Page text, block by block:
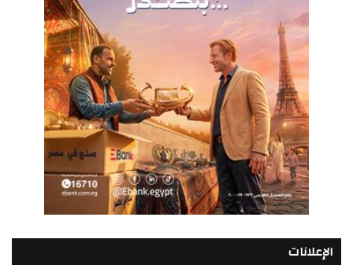
الإعلانات